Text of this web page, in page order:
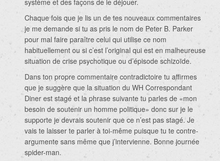
système et des façons de le déjouer.
Chaque fois que je lis un de tes nouveaux commentaires
je me demande si tu as pris le nom de Peter B. Parker
pour mal faire paraître celui qui utilise ce nom
habituellement ou si c’est l’original qui est en malheureuse
situation de crise psychotique ou d’épisode schizoïde.
Dans ton propre commentaire contradictoire tu affirmes
que je suggère que la situation du WH Correspondant
Diner est stagé et la phrase suivante tu parles de «mon
besoin de soutenir un homme politique» donc sur je le
supporte je devrais soutenir que ce n’est pas stagé. Je
vais te laisser te parler à toi-même puisque tu te contre-
argumente sans même que j’intervienne. Bonne journée
spider-man.